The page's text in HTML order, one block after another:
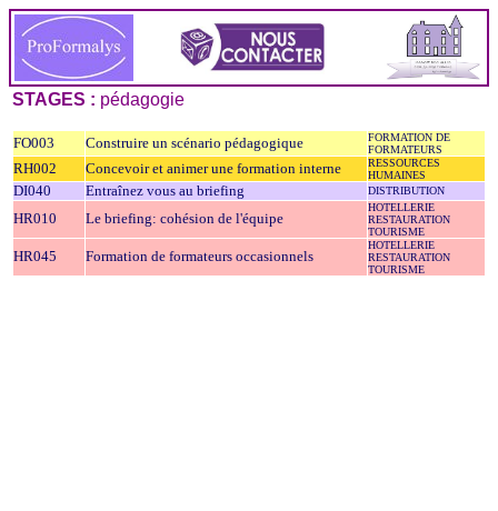
STAGES : pédagogie
FO003 Construire un scénario pédagogique
FORMATION DE
FORMATEURS
RH002 Concevoir et animer une formation interne
RESSOURCES
HUMAINES
DI040 Entraînez vous au briefing DISTRIBUTION
HR010 Le briefing: cohésion de l'équipe
HOTELLERIE
RESTAURATION
TOURISME
HR045 Formation de formateurs occasionnels
HOTELLERIE
RESTAURATION
TOURISME